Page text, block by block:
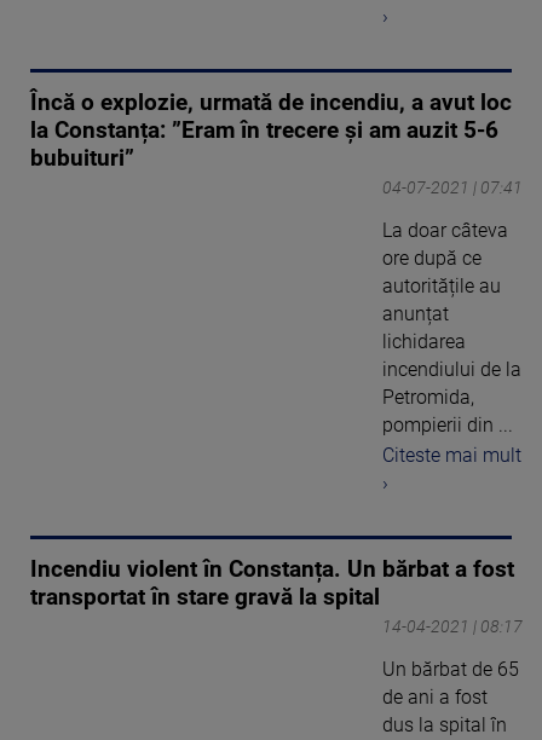
›
Încă o explozie, urmată de incendiu, a avut loc
la Constanța: ”Eram în trecere și am auzit 5-6
bubuituri”
04-07-2021 | 07:41
La doar câteva
ore după ce
autoritățile au
anunțat
lichidarea
incendiului de la
Petromida,
pompierii din ...
Citeste mai mult
›
Incendiu violent în Constanța. Un bărbat a fost
transportat în stare gravă la spital
14-04-2021 | 08:17
Un bărbat de 65
de ani a fost
dus la spital în